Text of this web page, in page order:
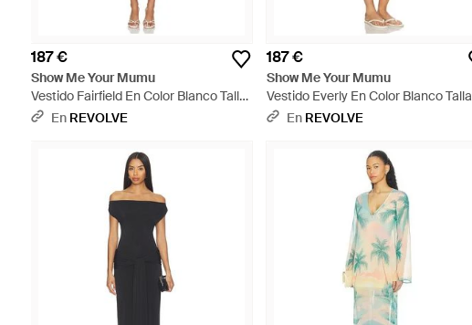
187 €
Show Me Your Mumu
Vestido Fairfield En Color Blanco Talla
(También En Xs, S, M, Xl) - Blanco
En REVOLVE
187 €
Show Me Your Mumu
Vestido Everly En Color Blanco Talla
(También En S, Xs, M, Xl) - Blanco
En REVOLVE